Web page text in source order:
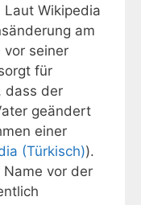
Wikipedia
am
vor seiner
für
dass der
geändert
einer
(Türkisch)).
Name vor der